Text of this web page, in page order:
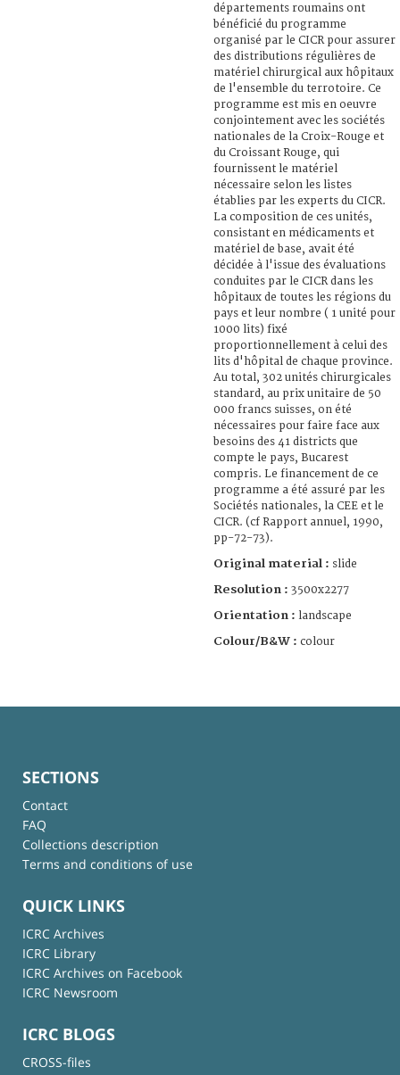
départements roumains ont
bénéficié du programme
organisé par le CICR pour assurer
des distributions régulières de
matériel chirurgical aux hôpitaux
de l'ensemble du terrotoire. Ce
programme est mis en oeuvre
conjointement avec les sociétés
nationales de la Croix-Rouge et
du Croissant Rouge, qui
fournissent le matériel
nécessaire selon les listes
établies par les experts du CICR.
La composition de ces unités,
consistant en médicaments et
matériel de base, avait été
décidée à l'issue des évaluations
conduites par le CICR dans les
hôpitaux de toutes les régions du
pays et leur nombre ( 1 unité pour
1000 lits) fixé
proportionnellement à celui des
lits d'hôpital de chaque province.
Au total, 302 unités chirurgicales
standard, au prix unitaire de 50
000 francs suisses, on été
nécessaires pour faire face aux
besoins des 41 districts que
compte le pays, Bucarest
compris. Le financement de ce
programme a été assuré par les
Sociétés nationales, la CEE et le
CICR. (cf Rapport annuel, 1990,
pp-72-73).
Original material : slide
Resolution : 3500x2277
Orientation : landscape
Colour/B&W : colour
SECTIONS
Contact
FAQ
Collections description
Terms and conditions of use
QUICK LINKS
ICRC Archives
ICRC Library
ICRC Archives on Facebook
ICRC Newsroom
ICRC BLOGS
CROSS-files